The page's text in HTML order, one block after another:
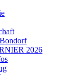
2026